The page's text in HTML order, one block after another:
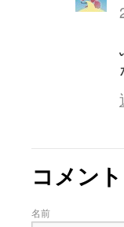
コメン
名前